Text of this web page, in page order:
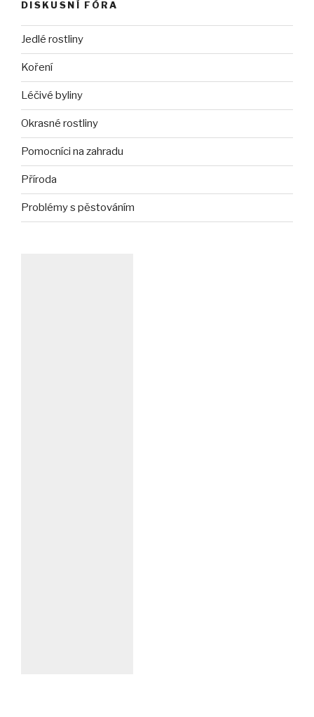
DISKUSNÍ FÓRA
Jedlé rostliny
Koření
Léčivé byliny
Okrasné rostliny
Pomocníci na zahradu
Příroda
Problémy s pěstováním